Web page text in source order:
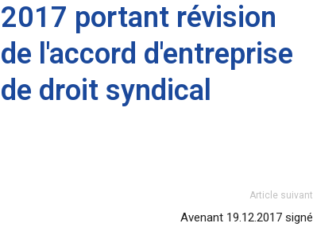
2017 portant révision
de l'accord d'entreprise
de droit syndical
Article suivant
Avenant 19.12.2017 signé